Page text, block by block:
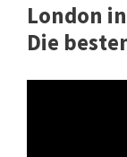
London
Die